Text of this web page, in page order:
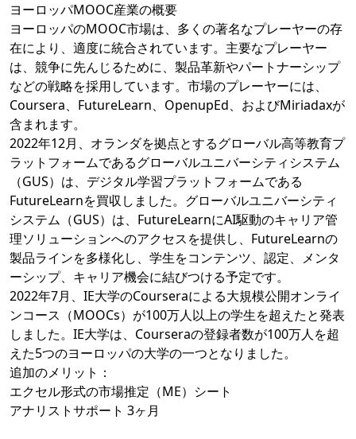
ヨーロッパMOOC産業の概要
ヨーロッパのMOOC市場は、多くの著名なプレーヤーの存
在により、適度に統合されています。主要なプレーヤー
は、競争に先んじるために、製品革新やパートナーシップ
などの戦略を採用しています。市場のプレーヤーには、
Coursera、FutureLearn、OpenupEd、およびMiriadaxが
含まれます。
2022年12月、オランダを拠点とするグローバル高等教育プ
ラットフォームであるグローバルユニバーシティシステム
（GUS）は、デジタル学習プラットフォームである
FutureLearnを買収しました。グローバルユニバーシティ
システム（GUS）は、FutureLearnにAI駆動のキャリア管
理ソリューションへのアクセスを提供し、FutureLearnの
製品ラインを多様化し、学生をコンテンツ、認定、メンタ
ーシップ、キャリア機会に結びつける予定です。
2022年7月、IE大学のCourseraによる大規模公開オンライ
ンコース（MOOCs）が100万人以上の学生を超えたと発表
しました。IE大学は、Courseraの登録者数が100万人を超
えた5つのヨーロッパの大学の一つとなりました。
追加のメリット：
エクセル形式の市場推定（ME）シート
アナリストサポート 3ヶ月